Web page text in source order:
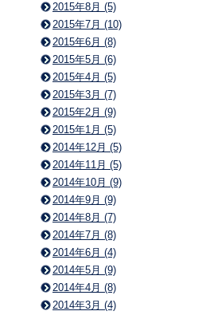
2015年8月 (5)
2015年7月 (10)
2015年6月 (8)
2015年5月 (6)
2015年4月 (5)
2015年3月 (7)
2015年2月 (9)
2015年1月 (5)
2014年12月 (5)
2014年11月 (5)
2014年10月 (9)
2014年9月 (9)
2014年8月 (7)
2014年7月 (8)
2014年6月 (4)
2014年5月 (9)
2014年4月 (8)
2014年3月 (4)